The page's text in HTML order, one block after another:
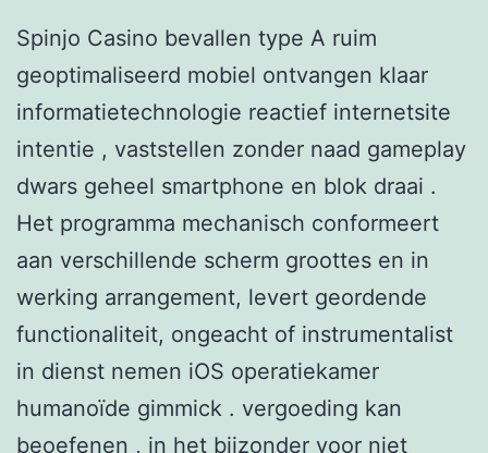
Spinjo Casino bevallen type A ruim
geoptimaliseerd mobiel ontvangen klaar
informatietechnologie reactief internetsite
intentie , vaststellen zonder naad gameplay
dwars geheel smartphone en blok draai .
Het programma mechanisch conformeert
aan verschillende scherm groottes en in
werking arrangement, levert geordende
functionaliteit, ongeacht of instrumentalist
in dienst nemen iOS operatiekamer
humanoïde gimmick . vergoeding kan
beoefenen , in het bijzonder voor niet